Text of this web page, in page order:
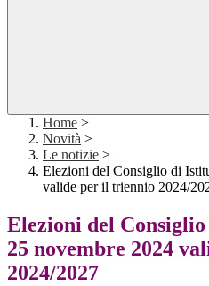
Home >
Novità >
Le notizie >
Elezioni del Consiglio di
valide per il triennio 2024/
Elezioni del
25 novembre 2024
2024/2027